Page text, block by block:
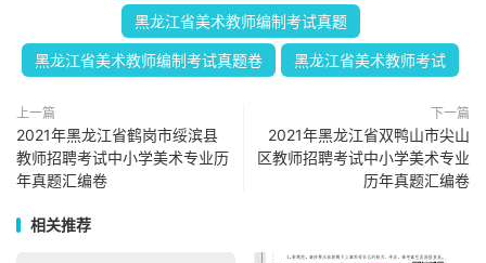
黑龙江省美术教师编制考试真题
黑龙江省美术教师编制考试真题卷 黑龙江省美术教师考试
上一篇
2021年黑龙江省鹤岗市绥滨县
教师招聘考试中小学美术专业历
年真题汇编卷
下一篇
2021年黑龙江省双鸭山市尖山
区教师招聘考试中小学美术专业
历年真题汇编卷
相关推荐